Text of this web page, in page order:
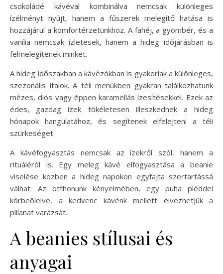
csokoládé kávéval kombinálva nemcsak különleges
ízélményt nyújt, hanem a fűszerek melegítő hatása is
hozzájárul a komfortérzetünkhöz. A fahéj, a gyömbér, és a
vanília nemcsak ízletesek, hanem a hideg időjárásban is
felmelegítenek minket.
A hideg időszakban a kávézókban is gyakoriak a különleges,
szezonális italok. A téli menükben gyakran találkozhatunk
mézes, diós vagy éppen karamellás ízesítésekkel. Ezek az
édes, gazdag ízek tökéletesen illeszkednek a hideg
hónapok hangulatához, és segítenek elfelejteni a téli
szürkeséget.
A kávéfogyasztás nemcsak az ízekről szól, hanem a
rituáléról is. Egy meleg kávé elfogyasztása a beanie
viselése közben a hideg napokon egyfajta szertartássá
válhat. Az otthonunk kényelmében, egy puha pléddel
körbeölelve, a kedvenc kávénk mellett élvezhetjük a
pillanat varázsát.
A beanies stílusai és
anyagai